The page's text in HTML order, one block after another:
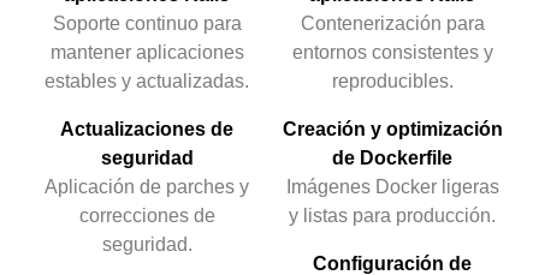
Soporte continuo para
mantener aplicaciones
estables y actualizadas.
Actualizaciones de
seguridad
Aplicación de parches y
correcciones de
seguridad.
Contenerización para
entornos consistentes y
reproducibles.
Creación y optimización
de Dockerfile
Imágenes Docker ligeras
y listas para producción.
Configuración de